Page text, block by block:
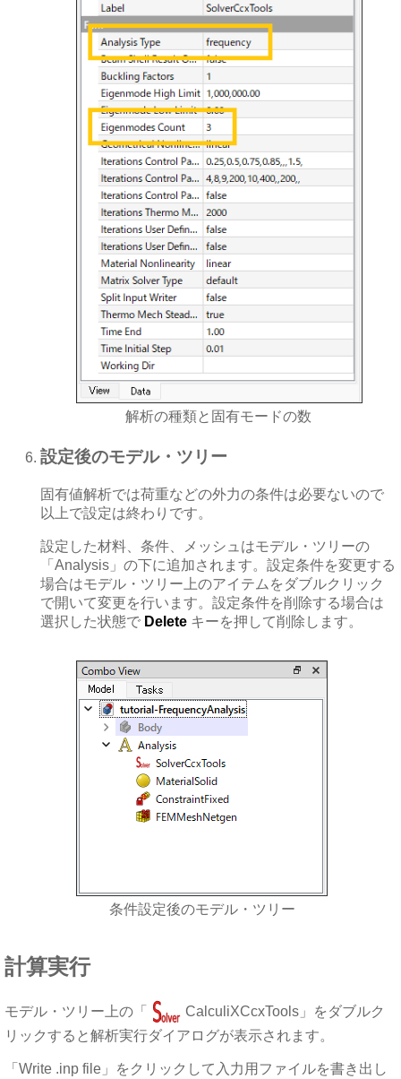
解析の種類と固有モードの数
設定後のモデル・ツリー
固有値解析では荷重などの外力の条件は必要ないので
以上で設定は終わりです。
設定した材料、条件、メッシュはモデル・ツリーの
「Analysis」の下に追加されます。設定条件を変更する
場合はモデル・ツリー上のアイテムをダブルクリック
で開いて変更を行います。設定条件を削除する場合は
選択した状態で Delete キーを押して削除します。
条件設定後のモデル・ツリー
計算実行
モデル・ツリー上の「
CalculiXCcxTools」をダブルク
リックすると解析実行ダイアログが表示されます。
「Write .inp file」をクリックして入力用ファイルを書き出し